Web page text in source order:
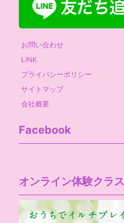
お問い合わせ
LINK
プライバシーポリシー
サイトマップ
会社概要
Facebook
オンライン体験クラス